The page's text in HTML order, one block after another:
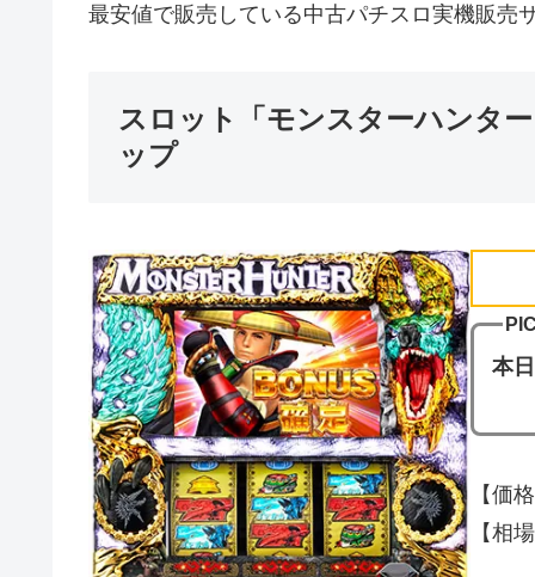
最安値で販売している中古パチスロ実機販売
スロット「モンスターハンタ
ップ
本
【価
【相